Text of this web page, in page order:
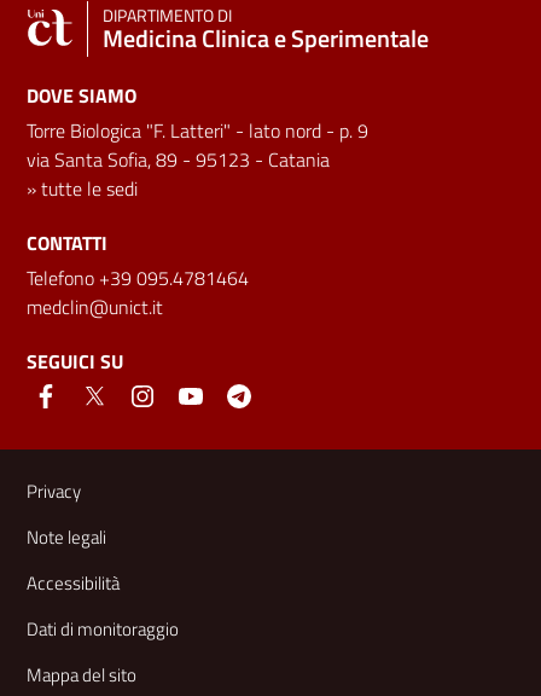
DIPARTIMENTO DI
Medicina Clinica e Sperimentale
DOVE SIAMO
Torre Biologica "F. Latteri" - lato nord - p. 9
via Santa Sofia, 89 - 95123 - Catania
»tutte le sedi
CONTATTI
Telefono +39 095.4781464
medclin@unict.it
SEGUICI SU
Link e informazioni utili
Privacy
Note legali
Accessibilità
Dati di monitoraggio
Mappa del sito